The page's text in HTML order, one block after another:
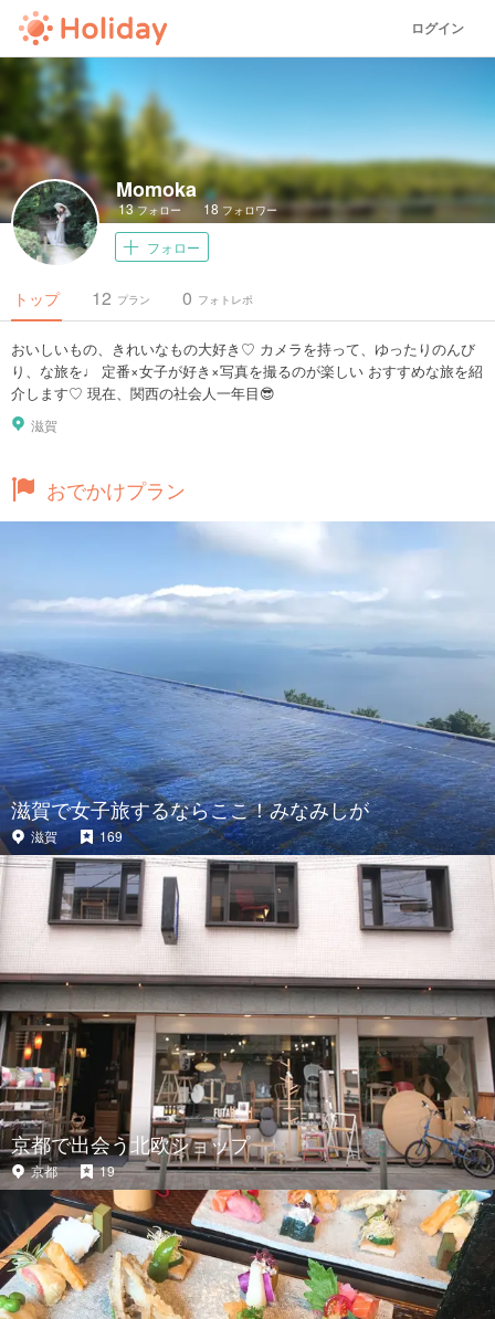
ログイン
Momoka
13フォロー 18 フォロワー
フォロー
トップ プラン
12 フォトレポ
0
おいしいもの、きれいなもの大好き♡ カメラを持って、ゆったりのんび
り、な旅を♩ 定番×女子が好き×写真を撮るのが楽しい おすすめな旅を紹
介します♡ 現在、関西の社会人一年目😎
滋賀
おでかけプラン
滋賀で女子旅するならここ！みなみしが
滋賀 169
京都で出会う北欧ショップ
京都 19